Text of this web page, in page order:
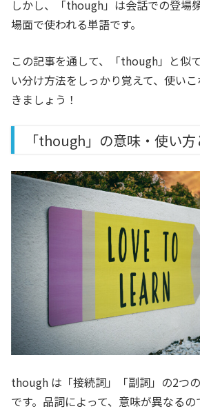
しかし、「though」は会話での登場
場面で使われる単語です。
この記事を通して、「though」と似
い分け方法をしっかり覚えて、使い
きましょう！
「though」の意味・使い方
though は「接続詞」「副詞」の2つ
です。 品詞によって、意味が異なる